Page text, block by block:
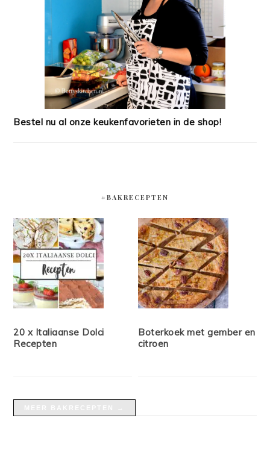
Bestel nu al onze keukenfavorieten in de shop!
#BAKRECEPTEN
20 x Italiaanse Dolci
Recepten
Boterkoek met gember en
citroen